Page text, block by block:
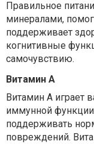
Правильное
минералами,
поддерживает
когнитивные
самочувствию.
Витамин A
Витамин A играет
иммунной
поддерживать
повреждений.